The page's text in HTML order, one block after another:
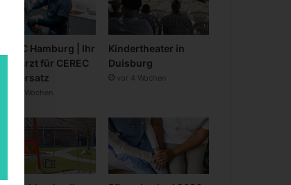
CEREC Hamburg | Ihr
Zahnarzt für CEREC
Zahnersatz
vor 3 Wochen
Kindertheater in
Duisburg
vor 4 Wochen